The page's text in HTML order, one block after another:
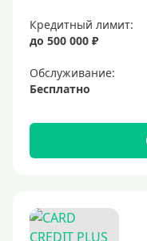
Доступные
Сумма (рублей)
25000 руб
Кредитный лимит:
до 500 000 ₽
Обслуживание:
Бесплатно